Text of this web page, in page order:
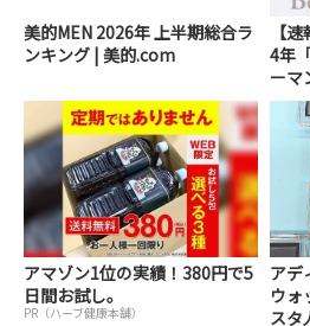
美的MEN 2026年 上半期総合ラ
ンキング | 美的.com
【
4年
ーマ
アマゾン1位の実績！380円で5
日間お試し。
PR（ハーブ健康本舗）
アデ
ウォ
スタ